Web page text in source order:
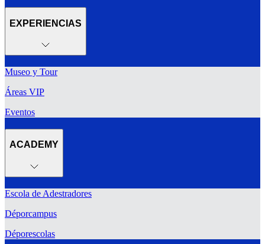
EXPERIENCIAS
Museo y Tour
Áreas VIP
Eventos
ACADEMY
Escola de Adestradores
Déporcampus
Déporescolas